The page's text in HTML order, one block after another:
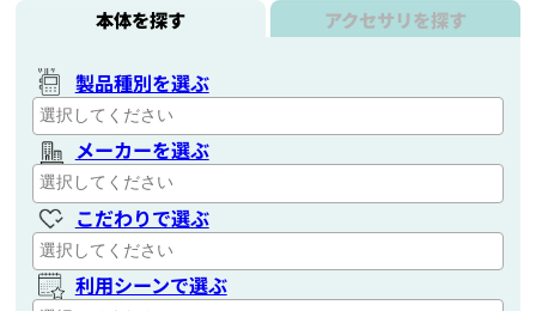
本体を探す アクセサリを探す
製品種別を選ぶ
メーカーを選ぶ
こだわりで選ぶ
利用シーンで選ぶ